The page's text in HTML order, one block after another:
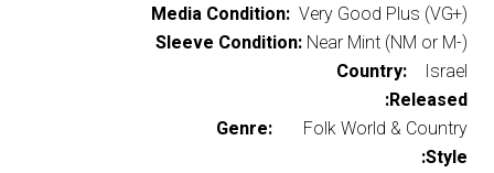
Media Condition: Very Good Plus (VG+)
Sleeve Condition: Near Mint (NM or M-)
Country: Israel
Released:
Genre: Folk World & Country
Style: